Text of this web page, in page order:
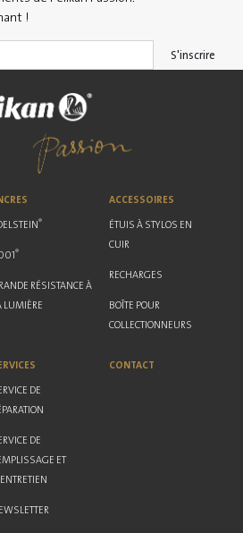
!
S'inscrire
®
®
RÉSISTANCE À
LUMIÈRE
ACCESSOIRES
ÉTUIS À STYLOS EN
CUIR
RECHARGES
BOÎTE POUR
COLLECTIONNEURS
DE
DE
ET
CONTACT